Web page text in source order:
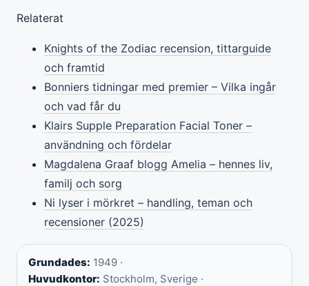
Relaterat
Knights of the Zodiac recension, tittarguide
och framtid
Bonniers tidningar med premier – Vilka ingår
och vad får du
Klairs Supple Preparation Facial Toner –
användning och fördelar
Magdalena Graaf blogg Amelia – hennes liv,
familj och sorg
Ni lyser i mörkret – handling, teman och
recensioner (2025)
Grundades: 1949 ·
Huvudkontor: Stockholm, Sverige ·